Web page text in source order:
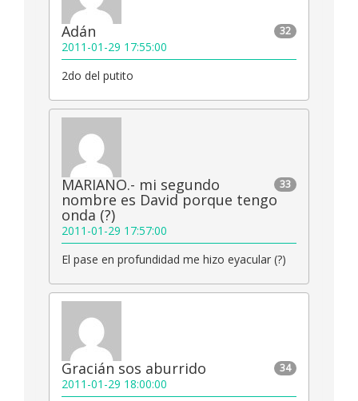
32
Adán
2011-01-29 17:55:00
2do del putito
33
MARIANO.- mi segundo
nombre es David porque tengo
onda (?)
2011-01-29 17:57:00
El pase en profundidad me hizo eyacular (?)
34
Gracián sos aburrido
2011-01-29 18:00:00